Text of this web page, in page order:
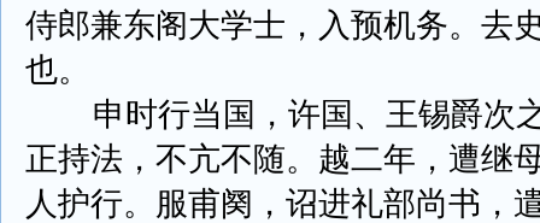
侍郎兼东阁大学士，入预机务。去
也。
申时行当国，许国、王锡爵次
正持法，不亢不随。越二年，遭继
人护行。服甫阕，诏进礼部尚书，